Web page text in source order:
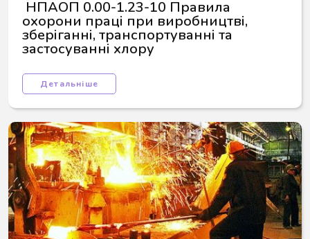
охорони праці при виробництві,
зберіганні, транспортуванні та
застосуванні хлору
Детальніше